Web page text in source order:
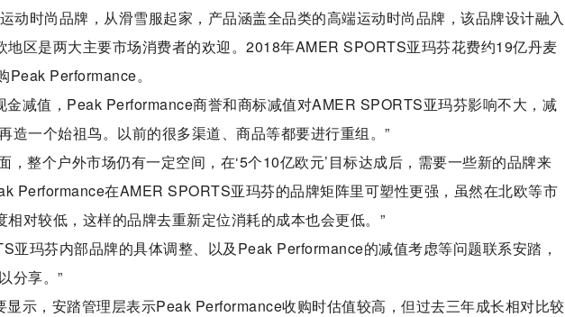
动时尚品牌，从滑雪服起家，产品涵盖全品类的高端运动时尚品牌，该品牌设计融入
地区是两大主要市场消费者的欢迎。2018年AMER SPORTS亚玛芬花费约19亿丹麦
Performance。
金减值，Peak Performance商誉和商标减值对AMER SPORTS亚玛芬影响不大，减
造一个始祖鸟。以前的很多渠道、商品等都要进行重组。”
，整个户外市场仍有一定空间，在‘5个10亿欧元’目标达成后，需要一些新的品牌来
Performance在AMER SPORTS亚玛芬的品牌矩阵里可塑性更强，虽然在北欧等市
对较低，这样的品牌去重新定位消耗的成本也会更低。”
亚玛芬内部品牌的具体调整、以及Peak Performance的减值考虑等问题联系安踏，
分享。”
显示，安踏管理层表示Peak Performance收购时估值较高，但过去三年成长相对比较